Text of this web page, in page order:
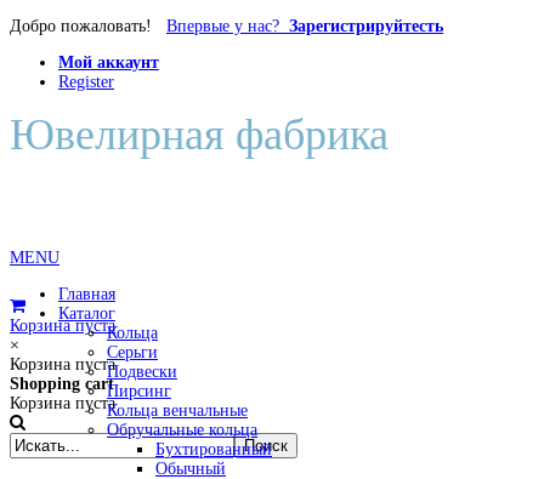
Добро пожаловать! Впервые у нас? Зарегистрируйтесть
Мой аккаунт
Register
Ювелирная фабрика
Корзина пуста
×
Корзина пуста
Shopping cart
Корзина пуста
MENU
Главная
Каталог
Кольца
Серьги
Подвески
Пирсинг
Кольца венчальные
Обручальные кольца
Бухтированный
Обычный